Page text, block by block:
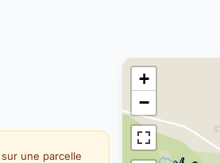
une parcelle
+
−